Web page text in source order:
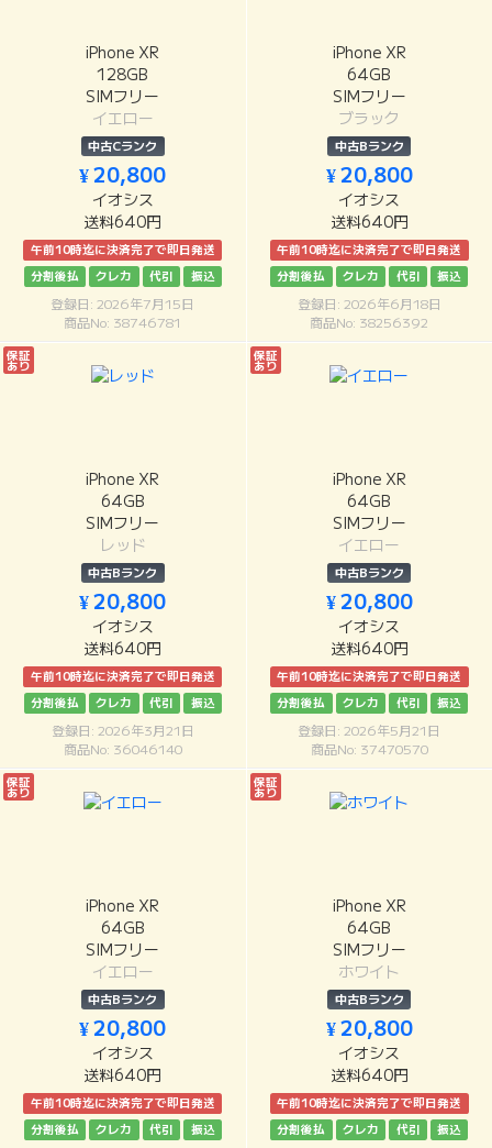
iPhone XR
128GB
SIMフリー
イエロー
中古Cランク
¥ 20,800
イオシス
送料640円
午前10時迄に決済完了で即日発送
分割後払
クレカ 代引 振込
登録日: 2026年7月15日
商品No: 38746781
iPhone XR
64GB
SIMフリー
ブラック
中古Bランク
¥ 20,800
イオシス
送料640円
午前10時迄に決済完了で即日発送
分割後払
クレカ 代引 振込
登録日: 2026年6月18日
商品No: 38256392
保証
あり
iPhone XR
64GB
SIMフリー
レッド
中古Bランク
¥ 20,800
イオシス
送料640円
午前10時迄に決済完了で即日発送
分割後払
クレカ 代引 振込
登録日: 2026年3月21日
商品No: 36046140
保証
あり
iPhone XR
64GB
SIMフリー
イエロー
中古Bランク
¥ 20,800
イオシス
送料640円
午前10時迄に決済完了で即日発送
分割後払
クレカ 代引 振込
登録日: 2026年5月21日
商品No: 37470570
保証
あり
iPhone XR
64GB
SIMフリー
イエロー
中古Bランク
¥ 20,800
イオシス
送料640円
午前10時迄に決済完了で即日発送
分割後払
クレカ 代引 振込
保証
あり
iPhone XR
64GB
SIMフリー
ホワイト
中古Bランク
¥ 20,800
イオシス
送料640円
午前10時迄に決済完了で即日発送
分割後払
クレカ 代引 振込